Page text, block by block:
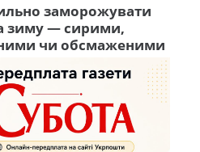
заморожувати
зиму — сирими,
чи обсмаженими